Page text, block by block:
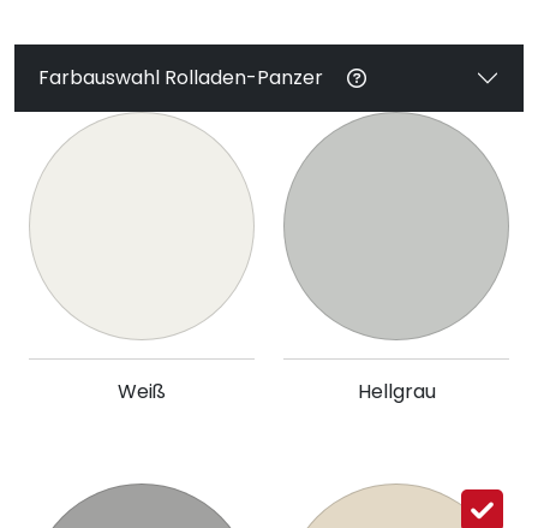
Farbauswahl Rolladen-Panzer
Weiß Hellgrau